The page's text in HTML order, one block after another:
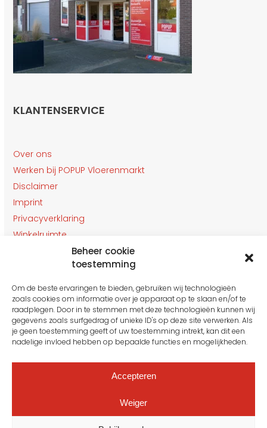
Beheer cookie
toestemming
Om de beste ervaringen te bieden, gebruiken wij technologieën
zoals cookies om informatie over je apparaat op te slaan en/of te
raadplegen. Door in te stemmen met deze technologieën kunnen wij
gegevens zoals surfgedrag of unieke ID's op deze site verwerken. Als
je geen toestemming geeft of uw toestemming intrekt, kan dit een
nadelige invloed hebben op bepaalde functies en mogelijkheden.
Accepteren
Weiger
KLANTENSERVICE
Over ons
Werken bij POPUP Vloerenmarkt
Disclaimer
Imprint
Privacyverklaring
Winkelruimte
Klantenservice
OPENINGSTIJDEN
Gesloten van 27 t/m 31 Juli
Maandag: 10:00 tot 16:00
Dinsdag: 10:00 tot 16.00
Woensdag: 10:00 tot 16.00
Vrijdag: 10:00 tot 16.00
Zaterdag: Vanaf 15 Augustus